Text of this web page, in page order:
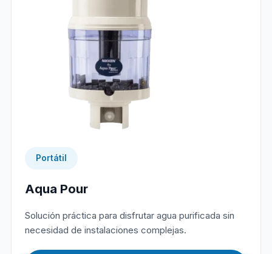
Portátil
Aqua Pour
Solución práctica para disfrutar agua purificada sin
necesidad de instalaciones complejas.